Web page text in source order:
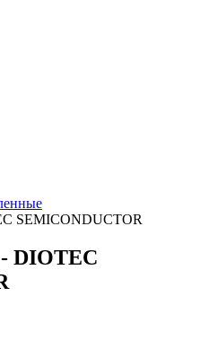
SEMICONDUCTOR
DIOTEC